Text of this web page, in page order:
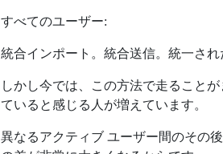
すべてのユーザー:
統合インポート。統合送信。統一さ
しかし今では、この方法で走ること
ていると感じる人が増えています。
異なるアクティブ ユーザー間のその